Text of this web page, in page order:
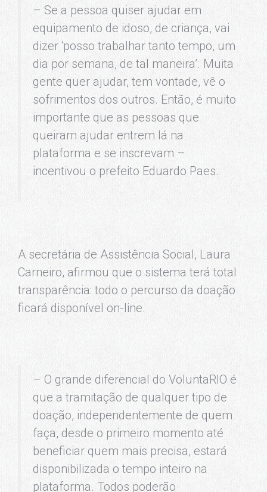
– Se a pessoa quiser ajudar em
equipamento de idoso, de criança, vai
dizer ‘posso trabalhar tanto tempo, um
dia por semana, de tal maneira’. Muita
gente quer ajudar, tem vontade, vê o
sofrimentos dos outros. Então, é muito
importante que as pessoas que
queiram ajudar entrem lá na
plataforma e se inscrevam –
incentivou o prefeito Eduardo Paes.
A secretária de Assistência Social, Laura
Carneiro, afirmou que o sistema terá total
transparência: todo o percurso da doação
ficará disponível on-line.
– O grande diferencial do VoluntaRIO é
que a tramitação de qualquer tipo de
doação, independentemente de quem
faça, desde o primeiro momento até
beneficiar quem mais precisa, estará
disponibilizada o tempo inteiro na
plataforma. Todos poderão